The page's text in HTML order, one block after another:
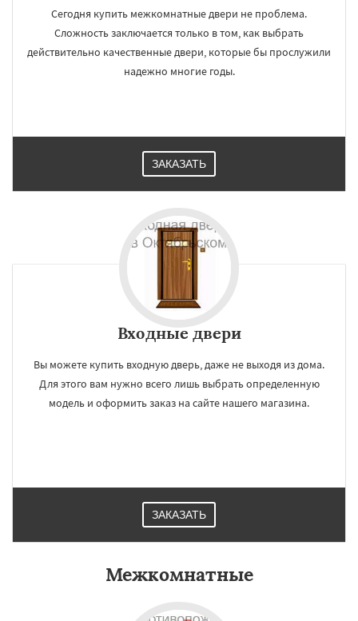
Сегодня купить межкомнатные двери не проблема.
Сложность заключается только в том, как выбрать
действительно качественные двери, которые бы прослужили
надежно многие годы.
ЗАКАЗАТЬ
Входные двери
Вы можете купить входную дверь, даже не выходя из дома.
Для этого вам нужно всего лишь выбрать определенную
модель и оформить заказ на сайте нашего магазина.
ЗАКАЗАТЬ
Межкомнатные